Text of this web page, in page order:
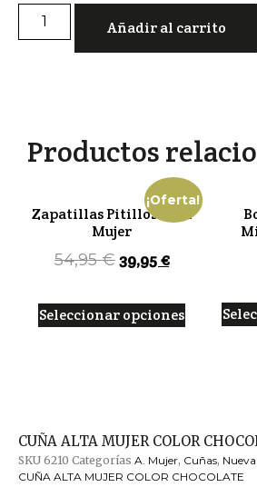
CUÑA
ALTA
MUJER
Añadir al carrito
Productos
¡Oferta!
Zapatillas Pitillos Rosa
Mujer
54,95€39,95€
Seleccionar opciones
CUÑA ALTA MUJER COLOR
SKU 6210 Categorías A. Mujer, Cuñas,
CUÑA ALTA MUJER COLOR CHOCOLATE